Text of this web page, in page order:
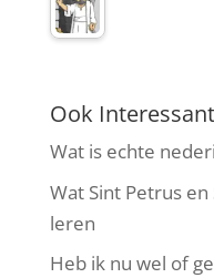
Ook Interessant
Wat is echte
Wat Sint Petrus en
leren
Heb ik nu wel of